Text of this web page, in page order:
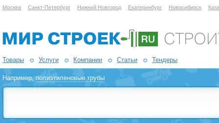
Москва Санкт-Петербург Нижний Новгород Екатеринбург Новосибирск
Товары Услуги Компании Статьи Тендеры
Например,полиэтиленовые трубы